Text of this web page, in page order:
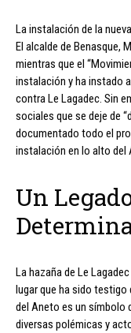
La instalación de la
El alcalde de Benasque,
mientras que el
instalación y ha instado
contra Le Lagadec. Sin
sociales que se deje de
documentado todo el
instalación en lo alto del
Un
La hazaña de Le
lugar que ha sido
del Aneto es un símbolo
diversas polémicas y